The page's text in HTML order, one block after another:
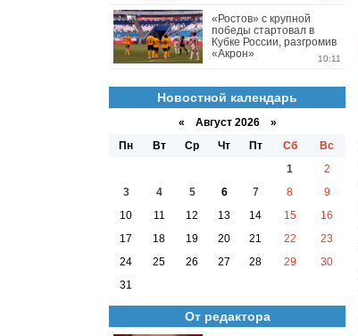
«Ростов» с крупной
победы стартовал в
Кубке России, разгромив
«Акрон»
10:11
Новостной календарь
« Август 2026 »
Пн
Вт Ср Чт Пт Сб
Вс
1
2
3
4 5 6 7 8
9
10
11 12 13 14 15
16
17
18 19 20 21 22
23
24
25 26 27 28 29
30
31
От редактора